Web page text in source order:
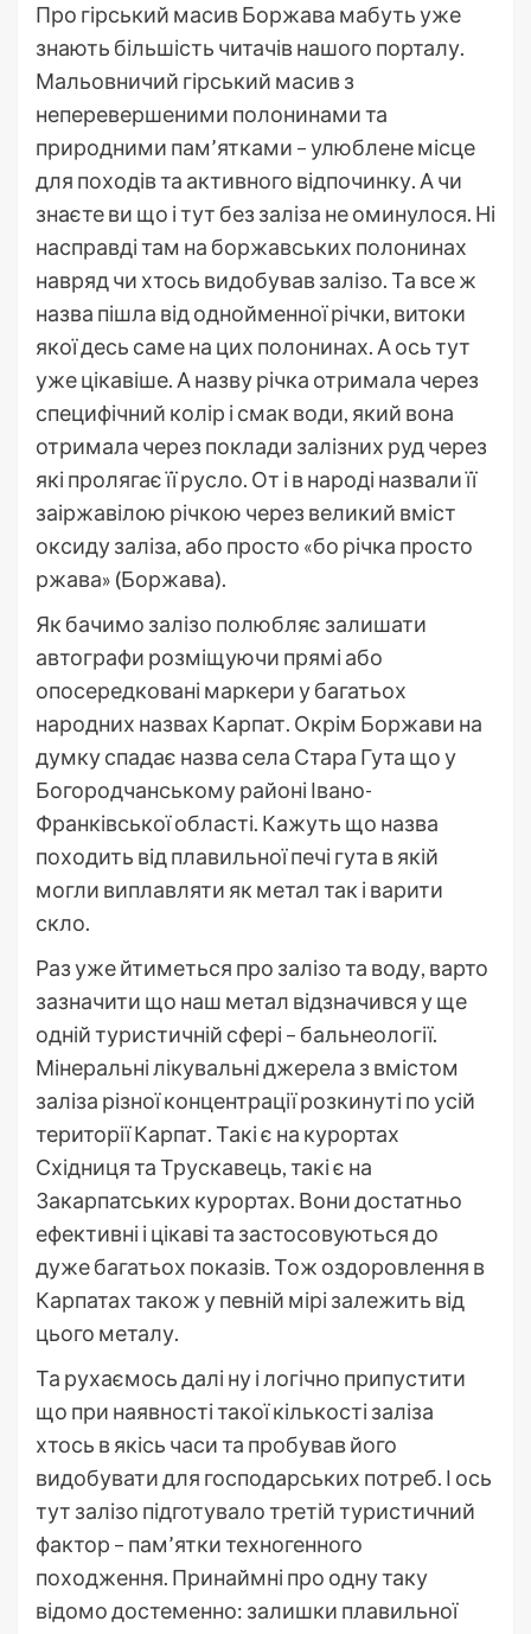
Про гірський масив Боржава мабуть уже
знають більшість читачів нашого порталу.
Мальовничий гірський масив з
неперевершеними полонинами та
природними пам’ятками – улюблене місце
для походів та активного відпочинку. А чи
знаєте ви що і тут без заліза не оминулося. Ні
насправді там на боржавських полонинах
навряд чи хтось видобував залізо. Та все ж
назва пішла від однойменної річки, витоки
якої десь саме на цих полонинах. А ось тут
уже цікавіше. А назву річка отримала через
специфічний колір і смак води, який вона
отримала через поклади залізних руд через
які пролягає її русло. От і в народі назвали її
заіржавілою річкою через великий вміст
оксиду заліза, або просто «бо річка просто
ржава» (Боржава).
Як бачимо залізо полюбляє залишати
автографи розміщуючи прямі або
опосередковані маркери у багатьох
народних назвах Карпат. Окрім Боржави на
думку спадає назва села Стара Гута що у
Богородчанському районі Івано-
Франківської області. Кажуть що назва
походить від плавильної печі гута в якій
могли виплавляти як метал так і варити
скло.
Раз уже йтиметься про залізо та воду, варто
зазначити що наш метал відзначився у ще
одній туристичній сфері – бальнеології.
Мінеральні лікувальні джерела з вмістом
заліза різної концентрації розкинуті по усій
території Карпат. Такі є на курортах
Східниця та Трускавець, такі є на
Закарпатських курортах. Вони достатньо
ефективні і цікаві та застосовуються до
дуже багатьох показів. Тож оздоровлення в
Карпатах також у певній мірі залежить від
цього металу.
Та рухаємось далі ну і логічно припустити
що при наявності такої кількості заліза
хтось в якісь часи та пробував його
видобувати для господарських потреб. І ось
тут залізо підготувало третій туристичний
фактор – пам’ятки техногенного
походження. Принаймні про одну таку
відомо достеменно: залишки плавильної